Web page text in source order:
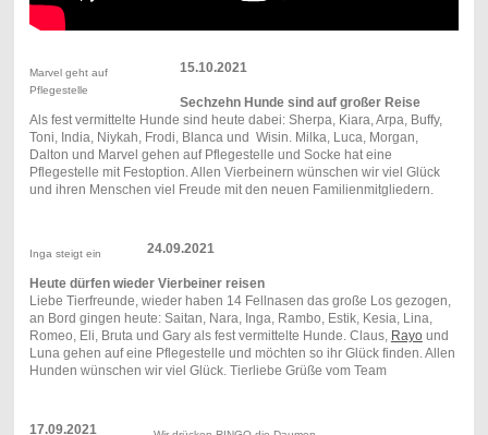
Marvel geht auf
Pflegestelle
15.10.2021
Sechzehn Hunde sind auf großer Reise
Als fest vermittelte Hunde sind heute dabei: Sherpa, Kiara, Arpa, Buffy,
Toni, India, Niykah, Frodi, Blanca und Wisin. Milka, Luca, Morgan,
Dalton und Marvel gehen auf Pflegestelle und Socke hat eine
Pflegestelle mit Festoption. Allen Vierbeinern wünschen wir viel Glück
und ihren Menschen viel Freude mit den neuen Familienmitgliedern.
Inga steigt ein 24.09.2021
Heute dürfen wieder Vierbeiner reisen
Liebe Tierfreunde, wieder haben 14 Fellnasen das große Los gezogen,
an Bord gingen heute: Saitan, Nara, Inga, Rambo, Estik, Kesia, Lina,
Romeo, Eli, Bruta und Gary als fest vermittelte Hunde. Claus, Rayound
Luna gehen auf eine Pflegestelle und möchten so ihr Glück finden. Allen
Hunden wünschen wir viel Glück. Tierliebe Grüße vom Team
17.09.2021